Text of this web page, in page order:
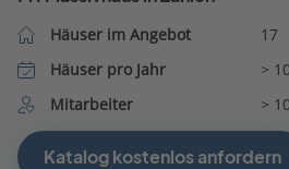
Häuser im Angebot
17
Häuser pro Jahr
>
Mitarbeiter
>
Katalog kostenlos anfordern